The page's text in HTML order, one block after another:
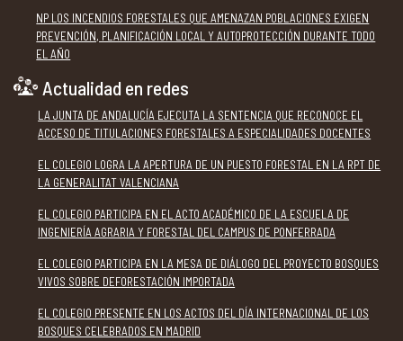
NP LOS INCENDIOS FORESTALES QUE AMENAZAN POBLACIONES EXIGEN
PREVENCIÓN, PLANIFICACIÓN LOCAL Y AUTOPROTECCIÓN DURANTE TODO
EL AÑO
Actualidad en redes
LA JUNTA DE ANDALUCÍA EJECUTA LA SENTENCIA QUE RECONOCE EL
ACCESO DE TITULACIONES FORESTALES A ESPECIALIDADES DOCENTES
EL COLEGIO LOGRA LA APERTURA DE UN PUESTO FORESTAL EN LA RPT DE
LA GENERALITAT VALENCIANA
EL COLEGIO PARTICIPA EN EL ACTO ACADÉMICO DE LA ESCUELA DE
INGENIERÍA AGRARIA Y FORESTAL DEL CAMPUS DE PONFERRADA
EL COLEGIO PARTICIPA EN LA MESA DE DIÁLOGO DEL PROYECTO BOSQUES
VIVOS SOBRE DEFORESTACIÓN IMPORTADA
EL COLEGIO PRESENTE EN LOS ACTOS DEL DÍA INTERNACIONAL DE LOS
BOSQUES CELEBRADOS EN MADRID